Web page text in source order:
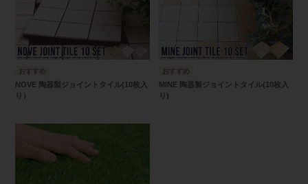
NOVE 陶器製ジョイントタイル(10枚入
り）
MINE 陶器製ジョイントタイル(10枚入
り)